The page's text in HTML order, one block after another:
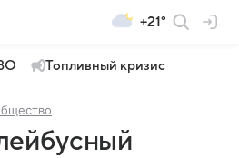
+21°
Топливный кризис